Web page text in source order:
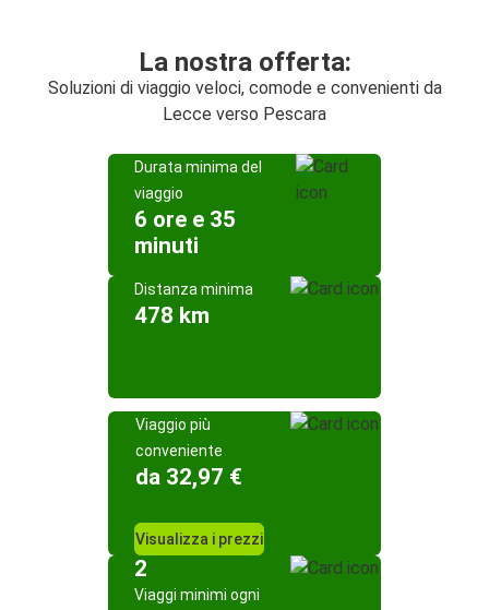
La nostra offerta:
Soluzioni di viaggio veloci, comode e convenienti da
Lecce verso Pescara
Durata minima del
viaggio
6 ore e 35
minuti
Distanza minima
478 km
Viaggio più
conveniente
da 32,97 €
Visualizza i prezzi
2
Viaggi minimi ogni